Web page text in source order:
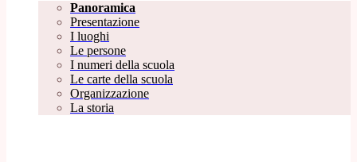
Panoramica
Presentazione
I luoghi
Le persone
I numeri della scuola
Le carte della scuola
Organizzazione
La storia